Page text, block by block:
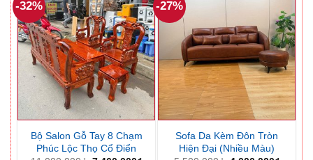
-32%
Bộ Salon Gỗ Tay 8 Chạm
Phúc Lộc Thọ Cổ Điển
-27%
Sofa Da Kèm Đôn Tròn
Hiện Đại (Nhiều Màu)